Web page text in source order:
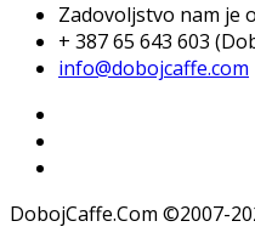
Zadovoljstvo nam je
+ 387 65 643 603
info@dobojcaffe.com
DobojCaffe.Com ©2007-